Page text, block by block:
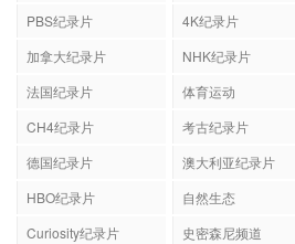
PBS纪录片
4K纪录片
加拿大纪录片
NHK纪录片
法国纪录片
体育运动
CH4纪录片
考古纪录片
德国纪录片
澳大利亚纪录片
HBO纪录片
自然生态
Curiosity纪录片
史密森尼频道